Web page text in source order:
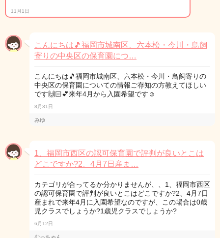
11月1日
こんにちは🎵福岡市城南区、六本松・今川・鳥飼
寄りの中央区の保育園につ…
こんにちは🎵福岡市城南区、六本松・今川・鳥飼寄りの
中央区の保育園についての情報ご存知の方教えてほしい
です🙌🏻💕来年4月から入園希望です☺️
8月31日
みゆ
1、福岡市西区の認可保育園で評判が良いとこは
どこですか?2、4月7日産ま…
カテゴリが合ってるか分かりませんが、、1、福岡市西区
の認可保育園で評判が良いとこはどこですか?2、4月7日
産まれで来年4月に入園希望なのですが、この場合は0歳
児クラスでしょうか?1歳児クラスでしょうか?
6月12日